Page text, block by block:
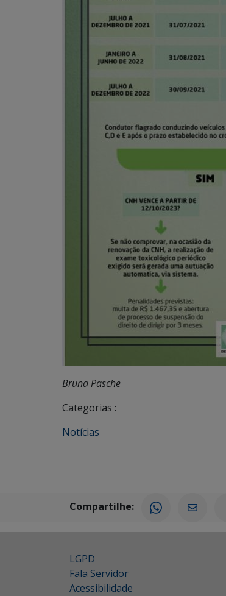
Bruna Pasche
Categorias :
Notícias
Compartilhe:
LGPD
Fala Servidor
Acessibilidade